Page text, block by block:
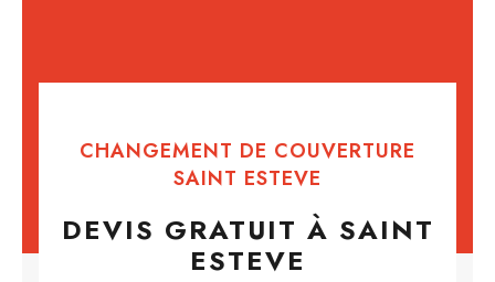
CHANGEMENT DE COUVERTURE
SAINT ESTEVE
DEVIS GRATUIT À SAINT
ESTEVE